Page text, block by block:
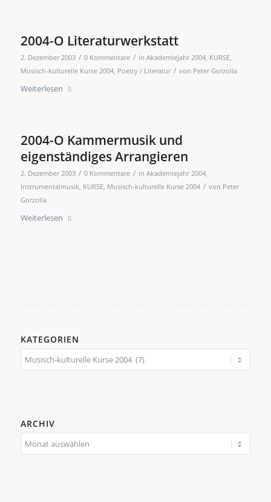
2004-O Literaturwerkstatt
2. Dezember 2003 / 0 Kommentare / in Akademiejahr 2004, KURSE,
Musisch-kulturelle Kurse 2004, Poetry / Literatur / von Peter Gorzolla
Weiterlesen
2004-O Kammermusik und
eigenständiges Arrangieren
2. Dezember 2003 / 0 Kommentare / in Akademiejahr 2004,
Instrumentalmusik, KURSE, Musisch-kulturelle Kurse 2004 / von Peter
Gorzolla
Weiterlesen
KATEGORIEN
Kategorien
ARCHIV